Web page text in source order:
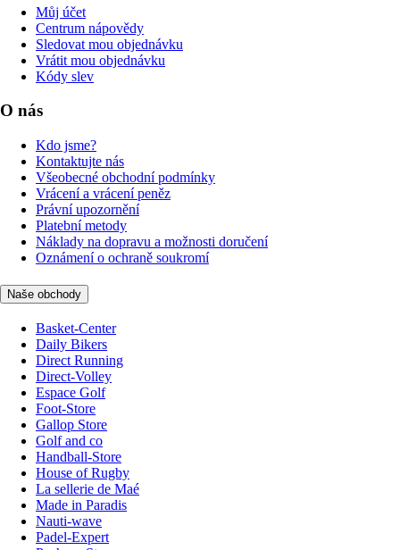
Můj účet
Centrum nápovědy
Sledovat mou objednávku
Vrátit mou objednávku
Kódy slev
O nás
Kdo jsme?
Kontaktujte nás
Všeobecné obchodní podmínky
Vrácení a vrácení peněz
Právní upozornění
Platební metody
Náklady na dopravu a možnosti doručení
Oznámení o ochraně soukromí
Naše obchody
Basket-Center
Daily Bikers
Direct Running
Direct-Volley
Espace Golf
Foot-Store
Gallop Store
Golf and co
Handball-Store
House of Rugby
La sellerie de Maé
Made in Paradis
Nauti-wave
Padel-Expert